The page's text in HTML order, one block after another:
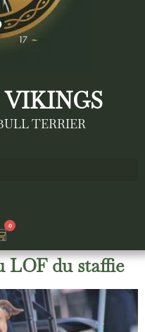
VIKINGS
TERRIER
0
LOF du staffie